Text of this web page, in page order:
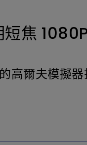
焦
高爾夫模擬